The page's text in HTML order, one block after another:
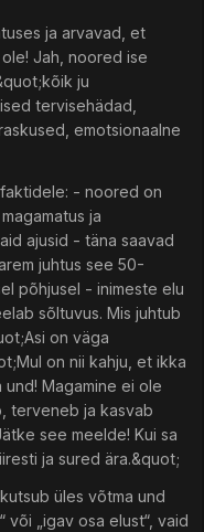
ja arvavad, et
Jah, noored ise
ju
tervisehädad,
emotsionaalne
- noored on
ja
ajusid - täna saavad
juhtus see 50-
põhjusel - inimeste elu
sõltuvus. Mis juhtub
on väga
on nii kahju, et ikka
Magamine ei ole
terveneb ja kasvab
see meelde! Kui sa
ja sured ära.&quot;
üles võtma und
või „igav osa elust“, vaid